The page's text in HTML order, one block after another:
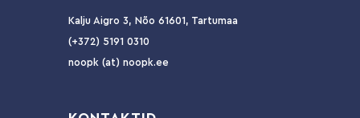
Kalju Aigro 3, Nõo 61601, Tartumaa
(+372) 5191 0310
noopk (at) noopk.ee